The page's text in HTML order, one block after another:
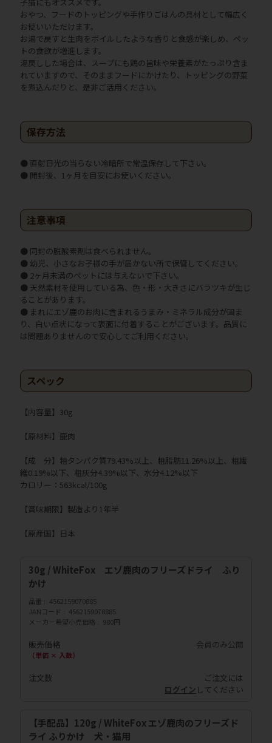
おやつ、フードのトッピングや手作りごはんの具材として幅広く
お使いいただけます。
お湯で戻すと生肉をボイルしたような香りと食感が楽しめ、ペッ
トの食欲が増進します。
湯戻しした場合は、スープにも鶏の旨味や栄養素がたっぷり含ま
れていますので、そのままフードにかけたり、トッピングの野菜
を煮込んだりと、是非ご活用ください。
保存方法
● 直射日光の当らない冷暗所で常温保存して下さい。
● 開封後、1ヶ月を目安にお使いください。
注意事項
● 同封の脱酸素剤は食べられません。
● 幼児、小さなお子様の手が届かない所で保管してください。
● 2ヶ月未満のペットには与えないで下さい。
● 天然素材を使用している為、色・形・大きさにバラツキが生じ
ることがあります。
● まれにエゾ鹿のお肉に含まれるうまみ・ミネラル成分が固ま
り、白い点状になって表面に付着することがございます。品質に
は問題ありませんので安心してご利用ください。
スペック
【内容量】30g
【原材料】鹿肉
【成 分】粗タンパク質79.43%以上、粗脂肪11.26%以上、粗繊
維0.19%以下、粗灰分4.39%以下、水分4.12%以下
カロリー：563kcal/100g
【賞味期限】製造より1年半
【原産国】日本
30g / WhiteFox エゾ鹿肉のフリーズドライ ふり
かけ
品番
4562159070885
JANコード
4562159070885
メーカー希望小売価格
980円
販売価格
（単価 × 入数）
会員のみ公開
注文数
ご注文には
ログイン してください
【手配品】120g / WhiteFox エゾ鹿肉のフリーズド
ライ ふりかけ 犬・猫用